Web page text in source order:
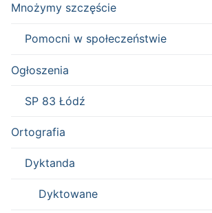
Mnożymy szczęście
Pomocni w społeczeństwie
Ogłoszenia
SP 83 Łódź
Ortografia
Dyktanda
Dyktowane